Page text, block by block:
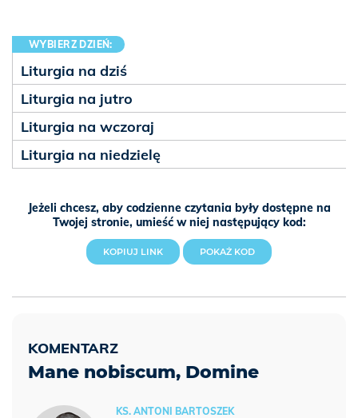
Jeżeli chcesz, aby codzienne czytania były dostępne na
Twojej stronie, umieść w niej następujący kod:
KOPIUJ LINK POKAŻ KOD
WYBIERZ DZIEŃ:
Liturgia na dziś
Liturgia na jutro
Liturgia na wczoraj
Liturgia na niedzielę
Mane nobiscum, Domine
KS. ANTONI BARTOSZEK